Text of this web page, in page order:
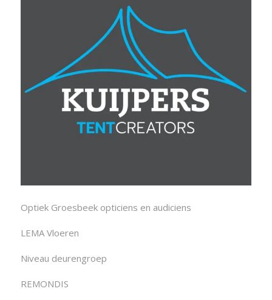
Optiek Groesbeek opticiens en audiciens
LEMA Vloeren
Niveau deurengroep
REMONDIS